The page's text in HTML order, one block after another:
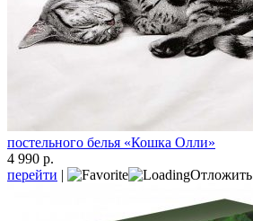
постельного белья «Кошка Олли»
4 990 р.
перейти | Отложить